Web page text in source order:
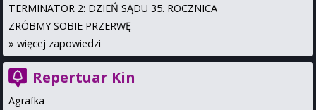
TERMINATOR 2: DZIEŃ SĄDU 35. ROCZNICA
ZRÓBMY SOBIE PRZERWĘ
» więcej zapowiedzi
Repertuar Kin
Agrafka